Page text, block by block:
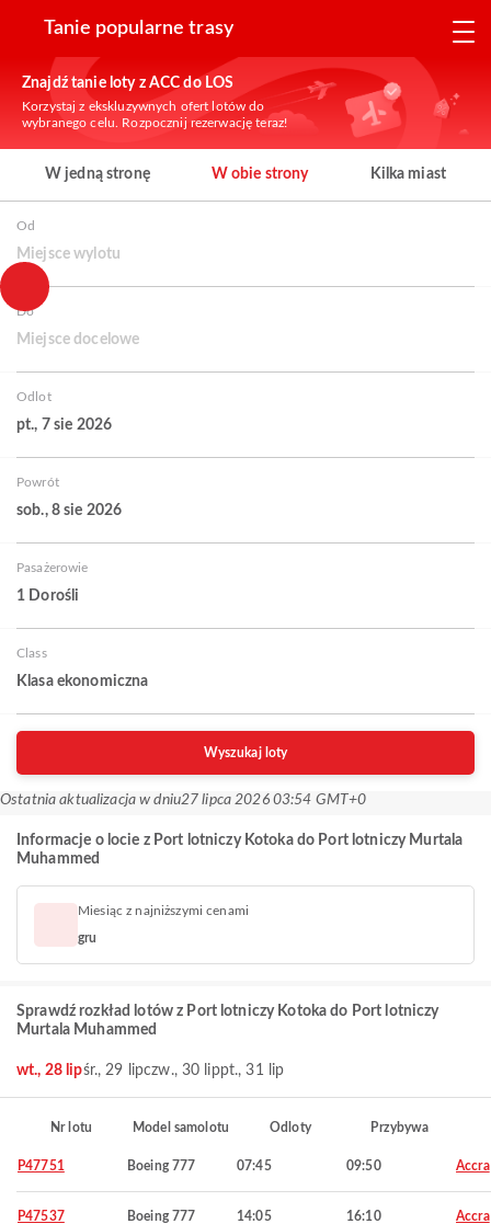
Tanie popularne trasy
Znajdź tanie loty z ACC do LOS
Korzystaj z ekskluzywnych ofert lotów do
wybranego celu. Rozpocznij rezerwację teraz!
W jedną stronę W obie strony Kilka miast
Od
Miejsce wylotu
Do
Miejsce docelowe
Odlot
pt., 7 sie 2026
Powrót
sob., 8 sie 2026
Pasażerowie
1 Dorośli
Class
Klasa ekonomiczna
Wyszukaj loty
Ostatnia aktualizacja w dniu27 lipca 2026 03:54 GMT+0
Informacje o locie z Port lotniczy Kotoka do Port lotniczy Murtala
Muhammed
Miesiąc z najniższymi cenami
gru
Sprawdź rozkład lotów z Port lotniczy Kotoka do Port lotniczy
Murtala Muhammed
wt., 28 lipśr., 29 lipczw., 30 lippt., 31 lip
Nr lotu Model samolotu Odloty Przybywa
P47751 Boeing 777 07:45 09:50 Accra
P47537 Boeing 777 14:05 16:10 Accra